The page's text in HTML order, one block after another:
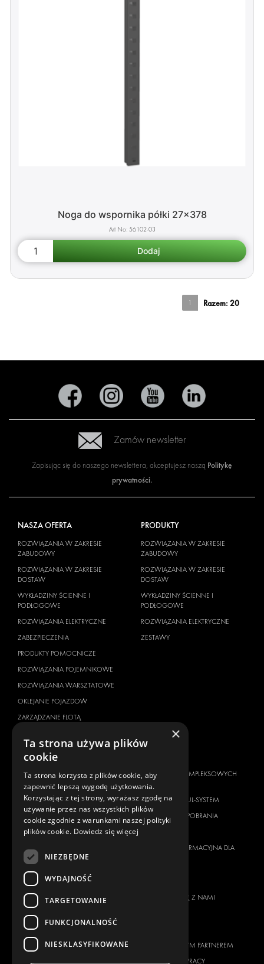
Noga do wspornika półki 27x378
56102-03
1 Razem: 20
Zamów newsletter
Zapisując się do naszego newslettera, akceptujesz naszą Politykę
prywatności.
NASZA OFERTA
ROZWIĄZANIA W ZAKRESIE
ZABUDOWY
ROZWIĄZANIA W ZAKRESIE
DOSTAW
WYKŁADZINY ŚCIENNE I
PODŁOGOWE
ROZWIĄZANIA ELEKTRYCZNE
ZABEZPIECZENIA
PRODUKTY POMOCNICZE
ROZWIĄZANIA POJEMNIKOWE
ROZWIĄZANIA WARSZTATOWE
OKLEJANIE POJAZDOW
ZARZĄDZANIE FLOTĄ
PRODUKTY
ROZWIĄZANIA W ZAKRESIE
ZABUDOWY
ROZWIĄZANIA W ZAKRESIE
DOSTAW
WYKŁADZINY ŚCIENNE I
PODŁOGOWE
ROZWIĄZANIA ELEKTRYCZNE
ZESTAWY
MARKA POJAZDU
CITROËN
DACIA
FIAT
FORD
HYUNDAI
IVECO
MAXUS
MERCEDES
NISSAN
PEUGEOT
DOSTAWCA KOMPLEKSOWYCH
ROZWIĄZAŃ
O FIRMIE MODUL-SYSTEM
MATERIAŁY DO POBRANIA
KLAUZULA INFORMACYJNA DLA
SKONTAKTUJ SIĘ Z NAMI
ZOSTAŃ NASZYM PARTNEREM
MOŻLIWOŚCI PRACY
×
Ta strona używa plików
cookie
Ta strona korzysta z plików cookie, aby
zapewnić lepszą wygodę użytkowania.
Korzystając z tej strony, wyrażasz zgodę na
używanie przez nas wszystkich plików
cookie zgodnie z warunkami naszej polityki
plików cookie. Dowiedz się więcej
NIEZBĘDNE
WYDAJNOŚĆ
TARGETOWANIE
FUNKCJONALNOŚĆ
NIESKLASYFIKOWANE